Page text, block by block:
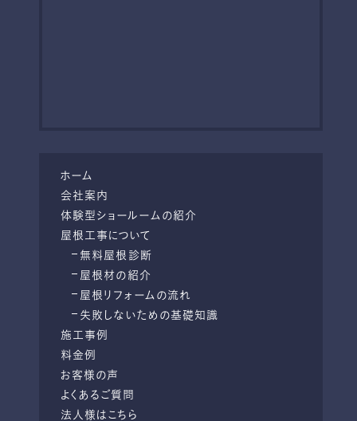
ホーム
会社案内
体験型ショールームの紹介
屋根工事について
無料屋根診断
屋根材の紹介
屋根リフォームの流れ
失敗しないための基礎知識
施工事例
料金例
お客様の声
よくあるご質問
法人様はこちら